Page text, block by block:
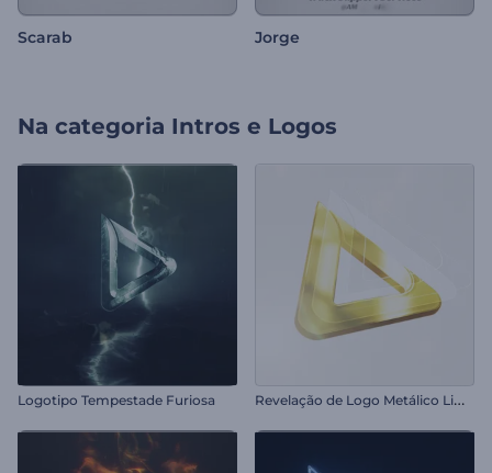
Scarab Jorge
Na categoria Intros e Logos
Logotipo Tempestade Furiosa R
evelação de Logo Metálico Limpo